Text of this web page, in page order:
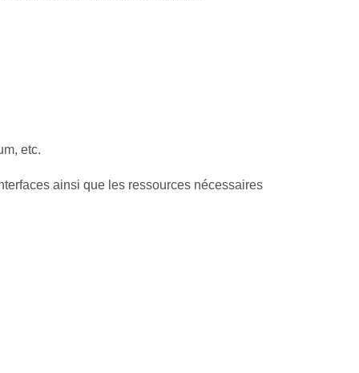
etc.
ainsi que les ressources nécessaires